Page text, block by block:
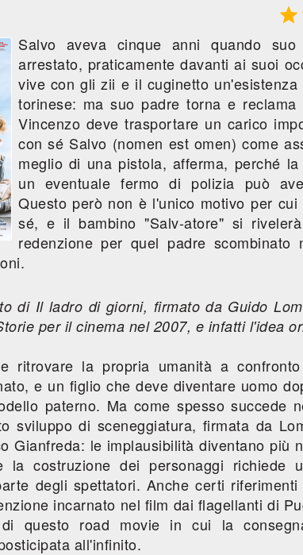

Salvo aveva cinque anni quando
arrestato, praticamente davanti ai suoi
vive con gli zii e il cuginetto
torinese: ma suo padre torna e
Vincenzo deve trasportare un carico
con sé Salvo (nomen est omen) come
meglio di una pistola, afferma, perché
un eventuale fermo di polizia può
Questo però non è l'unico motivo per
sé, e il bambino "Salv-atore" si
redenzione per quel padre
di Il ladro di giorni, firmato da Guido
per il cinema nel 2007, e infatti l'idea
ritrovare la propria umanità a
e un figlio che deve diventare uomo
paterno. Ma come spesso succede
sviluppo di sceneggiatura, firmata da
Gianfreda: le implausibilità diventano più
la costruzione dei personaggi richiede
degli spettatori. Anche certi
incarnato nel film dai flagellanti di
questo road movie in cui la
all'infinito.